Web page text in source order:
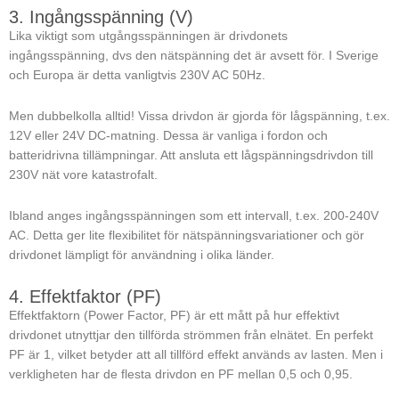
3. Ingångsspänning (V)
Lika viktigt som utgångsspänningen är drivdonets
ingångsspänning, dvs den nätspänning det är avsett för. I Sverige
och Europa är detta vanligtvis 230V AC 50Hz.
Men dubbelkolla alltid! Vissa drivdon är gjorda för lågspänning, t.ex.
12V eller 24V DC-matning. Dessa är vanliga i fordon och
batteridrivna tillämpningar. Att ansluta ett lågspänningsdrivdon till
230V nät vore katastrofalt.
Ibland anges ingångsspänningen som ett intervall, t.ex. 200-240V
AC. Detta ger lite flexibilitet för nätspänningsvariationer och gör
drivdonet lämpligt för användning i olika länder.
4. Effektfaktor (PF)
Effektfaktorn (Power Factor, PF) är ett mått på hur effektivt
drivdonet utnyttjar den tillförda strömmen från elnätet. En perfekt
PF är 1, vilket betyder att all tillförd effekt används av lasten. Men i
verkligheten har de flesta drivdon en PF mellan 0,5 och 0,95.